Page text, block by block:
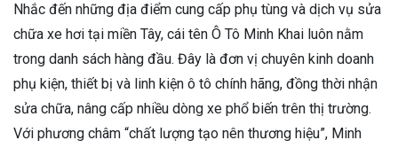
Nhắc đến những địa điểm cung cấp phụ tùng và dịch vụ sửa
chữa xe hơi tại miền Tây, cái tên Ô Tô Minh Khai luôn nằm
trong danh sách hàng đầu. Đây là đơn vị chuyên kinh doanh
phụ kiện, thiết bị và linh kiện ô tô chính hãng, đồng thời nhận
sửa chữa, nâng cấp nhiều dòng xe phổ biến trên thị trường.
Với phương châm “chất lượng tạo nên thương hiệu”, Minh